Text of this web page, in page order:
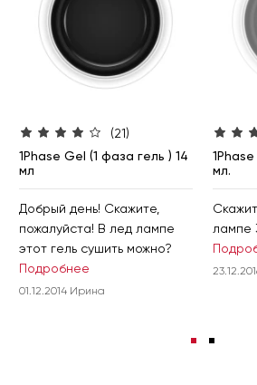
(21)
1Phase Gel (1 фаза гель ) 14
мл
Добрый день! Скажите,
пожалуйста! В лед лампе
этот гель сушить можно?
Подробнее
01.12.2014 Ирина
мл.
лампе